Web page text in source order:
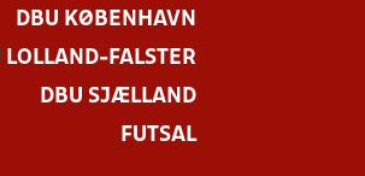
DBU KØBENHAVN
LOLLAND-FALSTER
DBU SJÆLLAND
FUTSAL